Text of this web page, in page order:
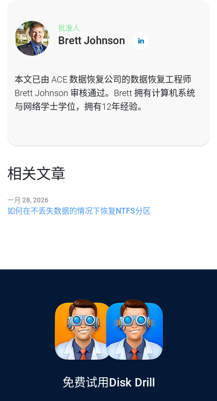
批准人
Brett Johnson
本文已由 ACE 数据恢复公司的数据恢复工程师
Brett Johnson 审核通过。Brett 拥有计算机系统
与网络学士学位，拥有12年经验。
相关文章
一月 28, 2026
如何在不丢失数据的情况下恢复NTFS分区
免费试用Disk Drill